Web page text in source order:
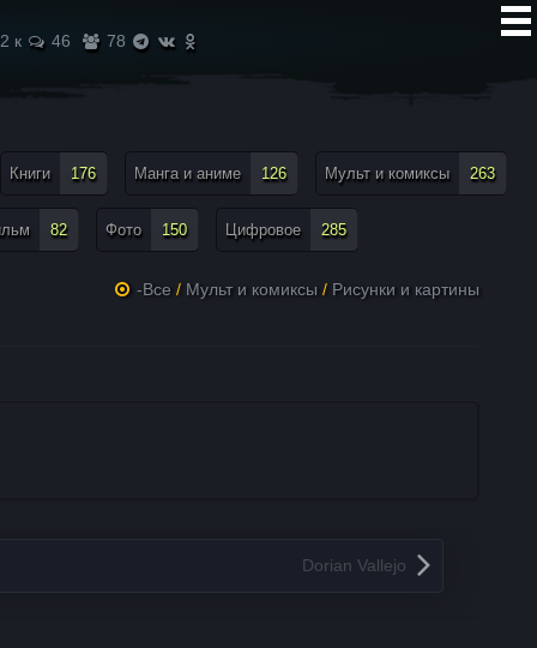
2 к 46 78
Книги 176 Манга и аниме 126 Мульт и комиксы 263
82 Фото 150 Цифровое 285
-Все / Мульт и комиксы / Рисунки и картины
Dorian Vallejo